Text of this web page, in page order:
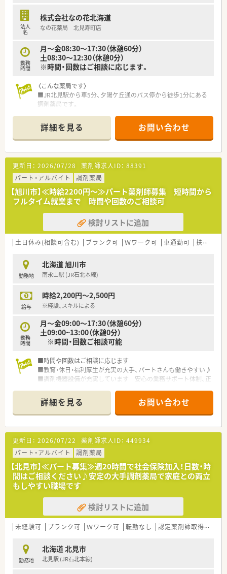
法人
名
株式会社なの花北海道
なの花薬局 北見寿町店
勤務
時間
月～金08:30～17:30（休憩60分）
土08:30～12:30（休憩0分）
※時間・回数はご相談に応じます。
〈こんな薬局です〉
■JR北見駅から車5分、夕陽ケ丘通のバス停から徒歩1分にある
調剤薬局です。
ています。
〈パート薬剤師さん募集です〉
■時間や回数はご相談に応じます。短時間から始めたい方もご
相談ください！
■AMのみ、またはPMのみの勤務や、出勤回数についてもご相談
させていただきます
■週20時間以上勤務で社保加入対象です。しっかり働きたい方
も歓迎！
■サポート体制万全！研修制度も整っています。
経験が浅くて調剤に自信のない方、結婚や出産などでブランク
ある方の復帰も歓迎です。
〈企業紹介〉
地域密着型店舗の割合が76.8%と高く、地域の人々の暮らしや
人生に寄り添う地域に根付いた薬局展開を行っています。
■ご主人の転勤などがあっても、退職することなく店舗異動のご
全国展開の薬局だからこそ！の安心感があります。
詳細を見る お問い合わせ
更新日： 2026/07/28 薬剤師求人ID： 88391
パート・アルバイト
調剤薬局
【旭川市】≪時給2200円～≫パート薬剤師募集 短時間から
フルタイム就業まで 時間や回数のご相談可
検討リストに追加
土日休み(相談可含む) ブランク可 Ｗワーク可 車通勤可 扶養内勤務OK
勤務地
北海道 旭川市
南永山駅 (JR石北本線)
給与
時給2,200円～2,500円
※経験、スキルによる
勤務
時間
月～金09:00～17:30（休憩60分）
土09:00~13:00（休憩0分）
※時間・回数ご相談可能
■時間や回数はご相談に応じます
■教育・休日・福利厚生が充実の大手、パートさんも働きやすい♪
■調剤機器設備が充実しています 安心の業務サポート体制、正
■調剤に自信のない方、ブランクある方も歓迎です
サポート体制万全、ブランクはすぐにカバーできます
詳細を見る お問い合わせ
更新日： 2026/07/22 薬剤師求人ID： 449934
パート・アルバイト
調剤薬局
【北見市】≪パート募集≫週20時間で社会保険加入！日数・時
間はご相談ください♪安定の大手調剤薬局で家庭との両立
もしやすい職場です
検討リストに追加
未経験可 ブランク可 Ｗワーク可 転勤なし 認定薬剤師取得支援あり
勤務地
北海道 北見市
北見駅 (JR石北本線)